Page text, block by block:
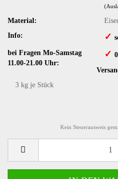
Material:
Info:
✓
bei Fragen Mo-Samstag
11.00-21.00 Uhr:
✓
3 kg je Stück
Kein Steuerausweis